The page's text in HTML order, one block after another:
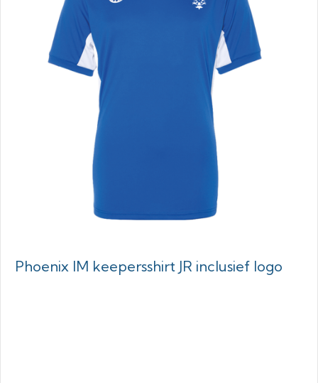
Phoenix IM keepersshirt JR inclusief logo